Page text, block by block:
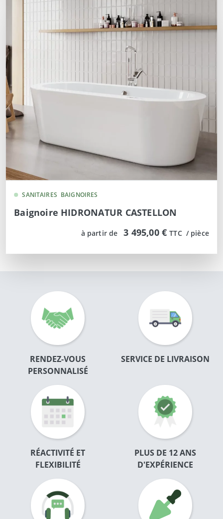
SANITAIRES BAIGNOIRES
Baignoire HIDRONATUR CASTELLON
à partir de 3 495,00 €TTC  / pièce
RENDEZ-VOUS
PERSONNALISÉ
SERVICE DE LIVRAISON
RÉACTIVITÉ ET
FLEXIBILITÉ
PLUS DE 12 ANS
D'EXPÉRIENCE